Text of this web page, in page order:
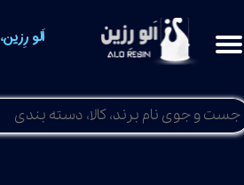
اَلو رِزین،